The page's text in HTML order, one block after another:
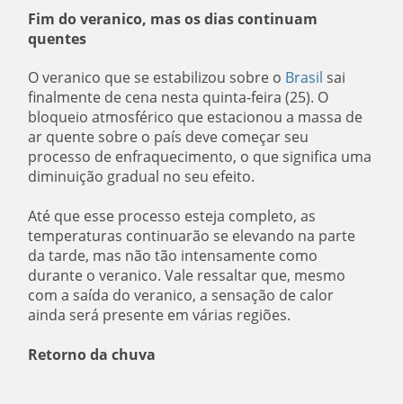
Fim do veranico, mas os dias continuam
quentes
O veranico que se estabilizou sobre o Brasil sai
finalmente de cena nesta quinta-feira (25). O
bloqueio atmosférico que estacionou a massa de
ar quente sobre o país deve começar seu
processo de enfraquecimento, o que significa uma
diminuição gradual no seu efeito.
Até que esse processo esteja completo, as
temperaturas continuarão se elevando na parte
da tarde, mas não tão intensamente como
durante o veranico. Vale ressaltar que, mesmo
com a saída do veranico, a sensação de calor
ainda será presente em várias regiões.
Retorno da chuva